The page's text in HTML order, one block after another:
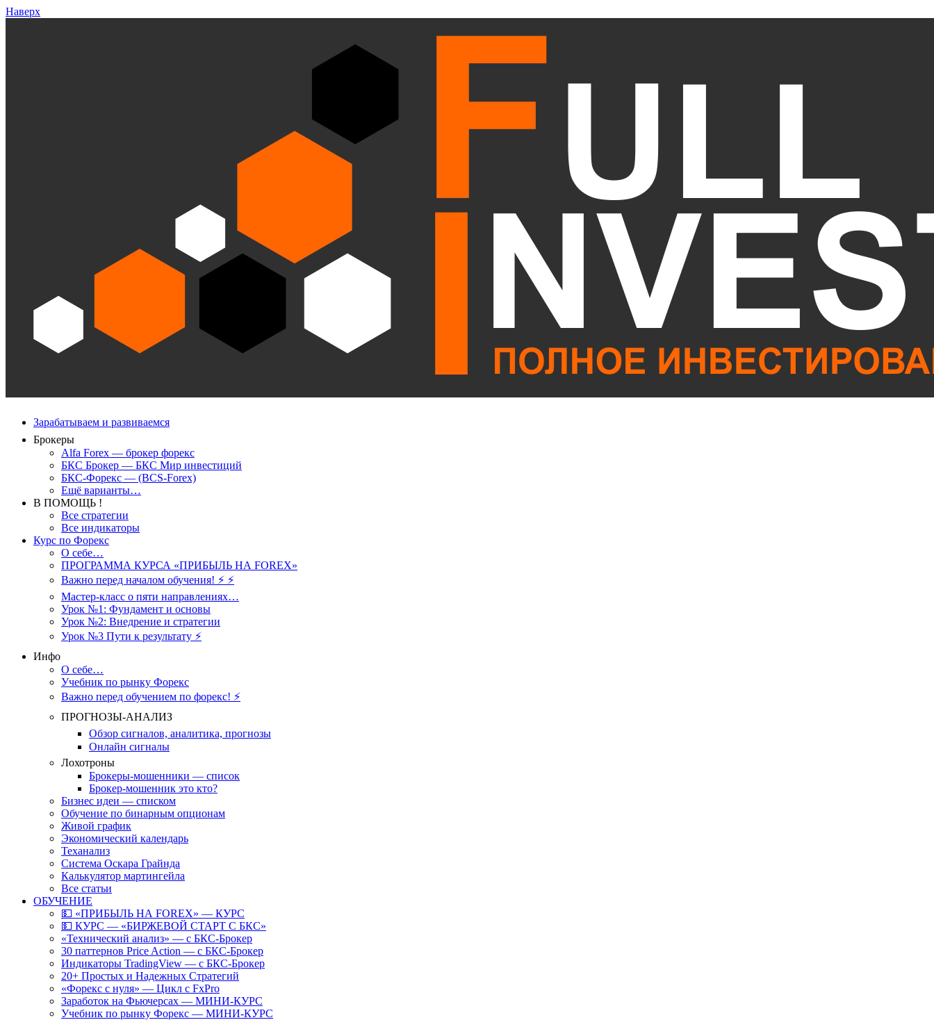
Наверх
Зарабатываем и развиваемся
Брокеры
Alfa Forex — брокер форекс
БКС Брокер — БКС Мир инвестиций
БКС-Форекс — (BCS-Forex)
Ещё варианты…
В ПОМОЩЬ !
Все стратегии
Все индикаторы
Курс по Форекс
О себе…
ПРОГРАММА КУРСА «ПРИБЫЛЬ НА FOREX»
Важно перед началом обучения! ⚡ ⚡
Мастер-класс о пяти направлениях…
Урок №1: Фундамент и основы
Урок №2: Внедрение и стратегии
Урок №3 Пути к результату ⚡️
Инфо
О себе…
Учебник по рынку Форекс
Важно перед обучением по форекс! ⚡
ПРОГНОЗЫ-АНАЛИЗ
Обзор сигналов, аналитика, прогнозы
Онлайн сигналы
Лохотроны
Брокеры-мошенники — список
Брокер-мошенник это кто?
Бизнес идеи — списком
Обучение по бинарным опционам
Живой график
Экономический календарь
Теханализ
Система Оскара Грайнда
Калькулятор мартингейла
Все статьи
ОБУЧЕНИЕ
💵 «ПРИБЫЛЬ НА FOREX» — КУРС
💵 КУРС — «БИРЖЕВОЙ СТАРТ С БКС»
«Технический анализ» — с БКС-Брокер
30 паттернов Price Action — с БКС-Брокер
Индикаторы TradingView — с БКС-Брокер
20+ Простых и Надежных Стратегий
«Форекс с нуля» — Цикл с FxPro
Заработок на Фьючерсах — МИНИ-КУРС
Учебник по рынку Форекс — МИНИ-КУРС